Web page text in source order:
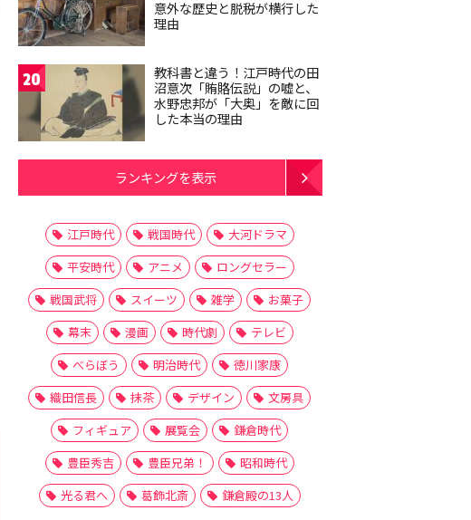
意外な歴史と脱税が横行した
理由
20
教科書と違う！江戸時代の田
沼意次「賄賂伝説」の嘘と、
水野忠邦が「大奥」を敵に回
した本当の理由
ランキングを表示
江戸時代 戦国時代
大河ドラマ
平安時代
アニメ
ロングセラー
戦国武将
スイーツ 雑学
お菓子
幕末
漫画 時代劇
テレビ
べらぼう
明治時代
徳川家康
織田信長
抹茶 デザイン
文房具
フィギュア
展覧会
鎌倉時代
豊臣秀吉
豊臣兄弟！
昭和時代
光る君へ
葛飾北斎 鎌倉殿の13人